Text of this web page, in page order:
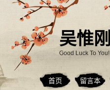
吴惟刚
Good Luck To You!
首页 留言本